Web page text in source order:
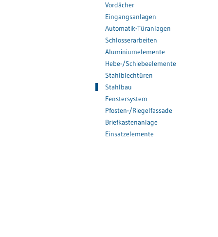
Vordächer
Eingangsanlagen
Automatik-Türanlagen
Schlosserarbeiten
Aluminiumelemente
Hebe-/Schiebeelemente
Stahlblechtüren
Stahlbau
Fenstersystem
Pfosten-/Riegelfassade
Briefkastenanlage
Einsatzelemente